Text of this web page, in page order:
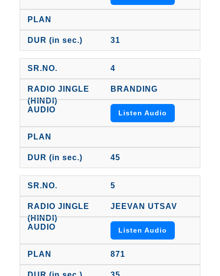
31
4
BRANDING
Listen Audio
45
5
JEEVAN UTSAV
Listen Audio
871